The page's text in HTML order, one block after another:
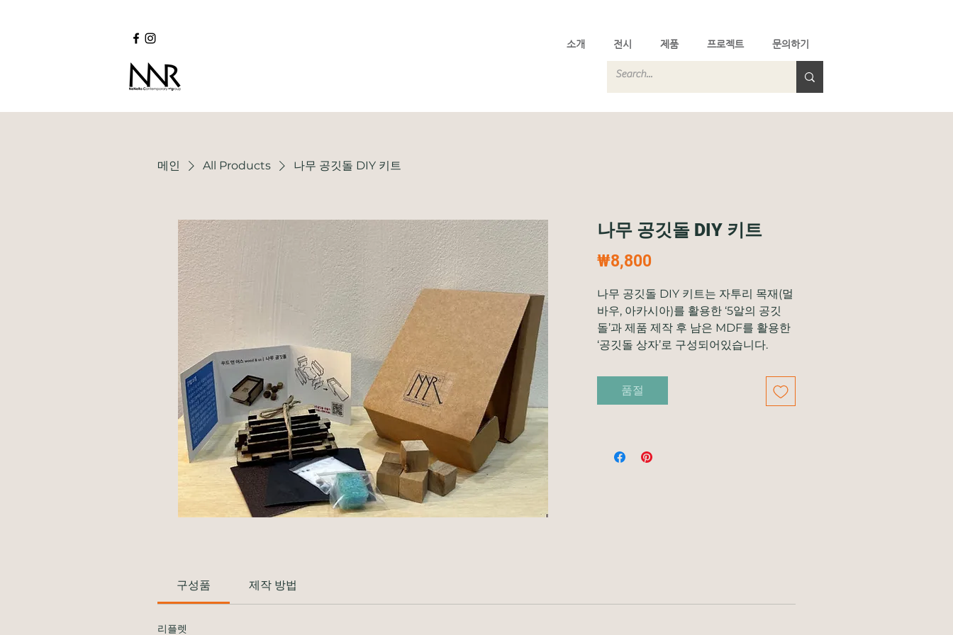
소개 전시 제품 프로젝트 문의하기
메인 All Products 나무 공깃돌 DIY 키트
나무 공깃돌 DIY 키트
₩8,800가
나무 공깃돌 DIY 키트는 자투리 목재(멀
바우, 아카시아)를 활용한 ‘5알의 공깃
돌’과 제품 제작 후 남은 MDF를 활용한
‘공깃돌 상자’로 구성되어있습니다.
품절
구성품 제작 방법
리플렛